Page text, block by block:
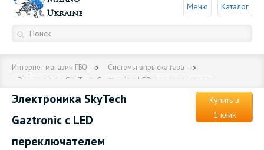
Ukraine
Меню Каталог
Интернет магазин ГБО Cистемы впрыска газа
Электроника SkyTech Gaztronic с LED переключателем
Электроника SkyTech
Gaztronic с LED
переключателем
Купить в
1 клик